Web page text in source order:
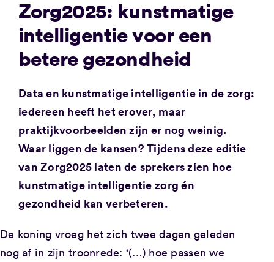
Zorg2025: kunstmatige
intelligentie voor een
betere gezondheid
Data en kunstmatige intelligentie in de zorg:
iedereen heeft het erover, maar
praktijkvoorbeelden zijn er nog weinig.
Waar liggen de kansen? Tijdens deze editie
van Zorg2025 laten de sprekers zien hoe
kunstmatige intelligentie zorg én
gezondheid kan verbeteren.
De koning vroeg het zich twee dagen geleden
nog af in zijn troonrede: ‘(…) hoe passen we